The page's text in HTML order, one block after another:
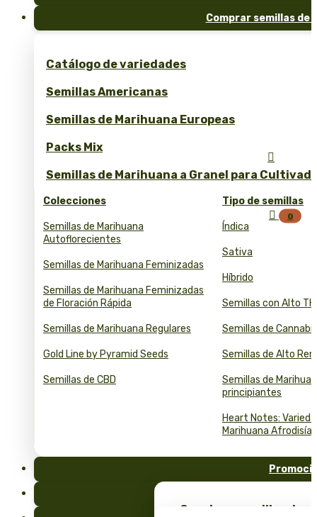
Comprar semillas de
Catálogo de variedades
Semillas Americanas
Semillas de Marihuana Europeas
Packs Mix
Semillas de Marihuana a Granel para
Colecciones
Semillas de Marihuana
Autoflorecientes
Semillas de Marihuana Feminizadas
Semillas de Marihuana Feminizadas
de Floración Rápida
Semillas de Marihuana Regulares
Gold Line by Pyramid Seeds
Semillas de CBD
Tipo de semillas
Índica
Sativa
Híbrido
Semillas con Alto
Semillas de
Semillas de Alto
Semillas de
principiantes
Heart Notes:
Marihuana
¡Consigue semillas de

 0